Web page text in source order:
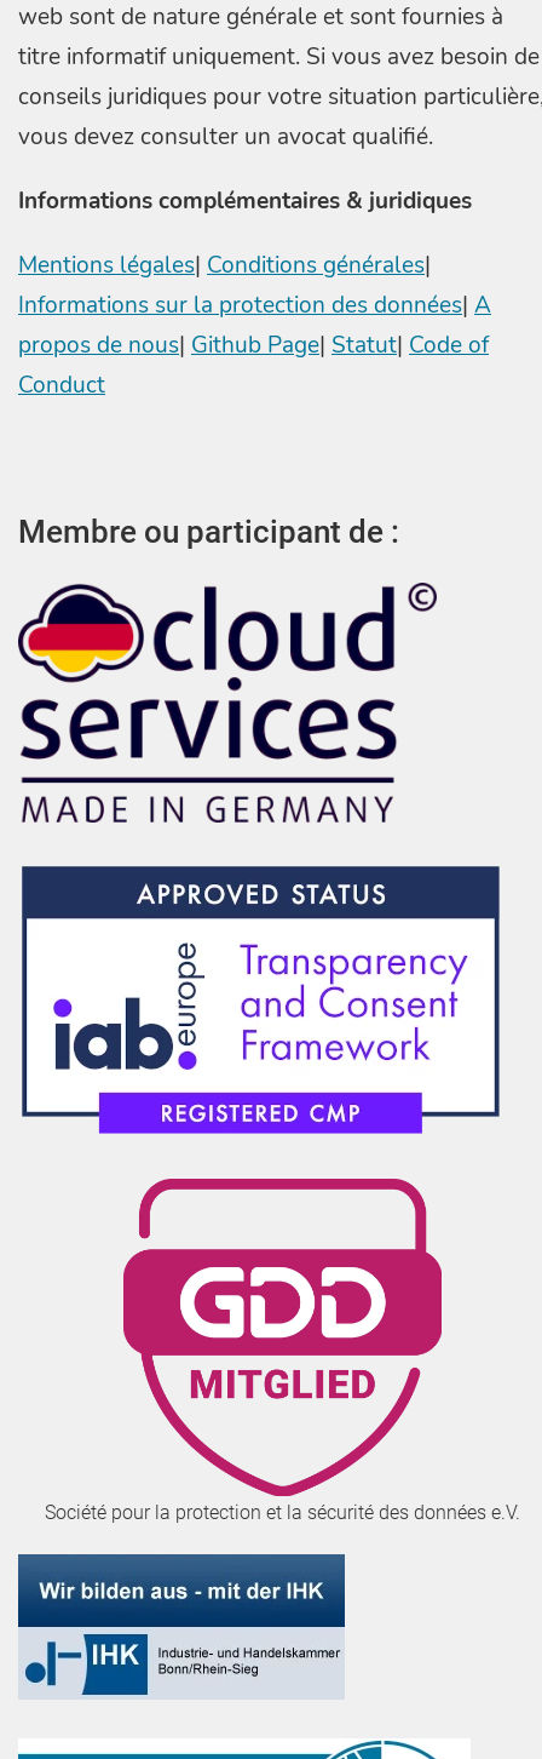
web sont de nature générale et sont fournies à
titre informatif uniquement. Si vous avez besoin de
conseils juridiques pour votre situation
vous devez consulter un avocat qualifié.
Informations complémentaires & juridiques
Mentions légales| Conditions générales|
Informations sur la protection des données| A
propos de nous| Github Page| Statut| Code of
Conduct
Membre ou participant de :
Société pour la protection et la sécurité des données e.V.